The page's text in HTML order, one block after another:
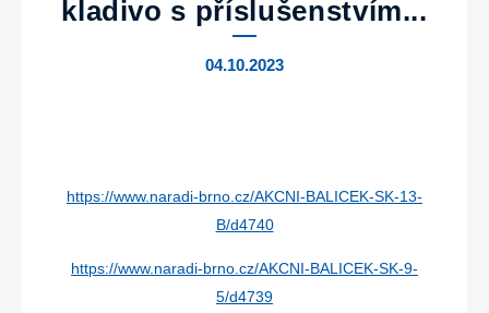
kladivo s příslušenstvím...
04.10.2023
https://www.naradi-brno.cz/AKCNI-BALICEK-SK-13-
B/d4740
https://www.naradi-brno.cz/AKCNI-BALICEK-SK-9-
5/d4739